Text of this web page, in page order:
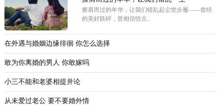
擦肩而过的年华，让我们错乱起尘世步履——曾经
的美好跌碎，曾相信恒古..
在外遇与婚姻边缘徘徊 你怎么选择
敢为你离婚的男人 你敢嫁吗
小三不能和老婆相提并论
从未爱过老公 要不要婚外情